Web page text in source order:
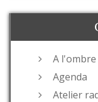
A
Agenda
Atelier